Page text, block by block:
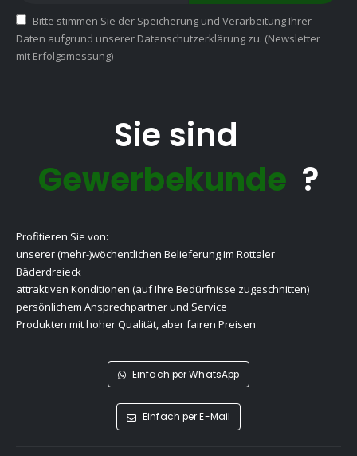
Bitte stimmen Sie der Speicherung und Verarbeitung Ihrer
Daten aufgrund unserer Datenschutzerklärung zu. (Newsletter
mit Erfolgsmessung)
Sie sind
Gewerbekunde ?
Profitieren Sie von:
unserer (mehr-)wöchentlichen Belieferung im Rottaler
Bäderdreieck
attraktiven Konditionen (auf Ihre Bedürfnisse zugeschnitten)
persönlichem Ansprechpartner und Service
Produkten mit hoher Qualität, aber fairen Preisen
Einfach per WhatsApp
Einfach per E-Mail